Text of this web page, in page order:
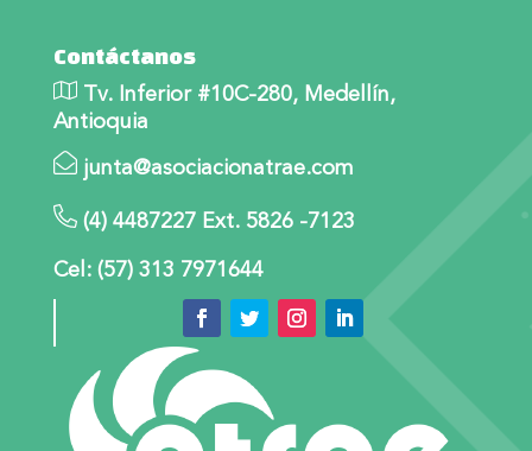
Contáctanos
Tv. Inferior #10C-280, Medellín,
Antioquia
junta@asociacionatrae.com
(4) 4487227 Ext. 5826 -7123
Cel: (57) 313 7971644